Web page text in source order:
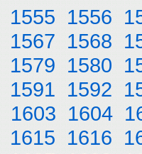
1555 1556
1567 1568
1579 1580
1591 1592
1603 1604
1615 1616